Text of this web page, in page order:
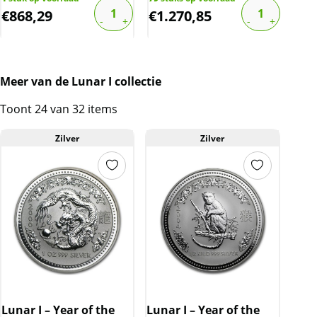
€868,29 €1.270,85
Meer van de Lunar I collectie
Toont 24 van 32 items
Zilver
Lunar I – Year of the
Zilver
Lunar I – Year of the